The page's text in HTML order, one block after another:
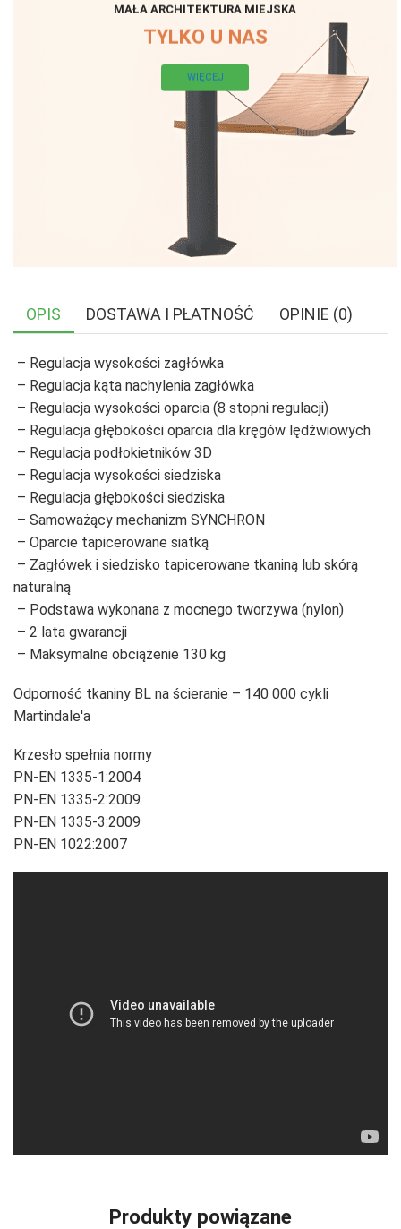
MAŁA ARCHITEKTURA MIEJSKA
TYLKO U NAS
WIĘCEJ
OPIS DOSTAWA I PŁATNOŚĆ OPINIE (0)
– Regulacja wysokości zagłówka
– Regulacja kąta nachylenia zagłówka
– Regulacja wysokości oparcia (8 stopni regulacji)
– Regulacja głębokości oparcia dla kręgów lędźwiowych
– Regulacja podłokietników 3D
– Regulacja wysokości siedziska
– Regulacja głębokości siedziska
– Samoważący mechanizm SYNCHRON
– Oparcie tapicerowane siatką
– Zagłówek i siedzisko tapicerowane tkaniną lub skórą
naturalną
– Podstawa wykonana z mocnego tworzywa (nylon)
– 2 lata gwarancji
– Maksymalne obciążenie 130 kg
Odporność tkaniny BL na ścieranie – 140 000 cykli
Martindale'a
Krzesło spełnia normy
PN-EN 1335-1:2004
PN-EN 1335-2:2009
PN-EN 1335-3:2009
PN-EN 1022:2007
Produkty powiązane